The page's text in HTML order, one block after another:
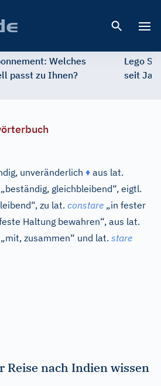
Welches
passt zu Ihnen?
Lego
seit
unveränderlich ♦ aus lat.
„beständig, gleichbleibend“, eigtl.
zu lat. constare „in fester
Haltung bewahren“, aus lat.
zusammen“ und lat. stare
Reise nach Indien wissen